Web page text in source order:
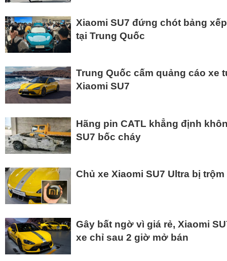
Xiaomi SU7 đứng chót bảng
tại Trung Quốc
Trung Quốc cấm quảng cáo xe
Xiaomi SU7
Hãng pin CATL khẳng định
SU7 bốc cháy
Chủ xe Xiaomi SU7 Ultra bị
Gây bất ngờ vì giá rẻ, Xiaomi
xe chỉ sau 2 giờ mở bán